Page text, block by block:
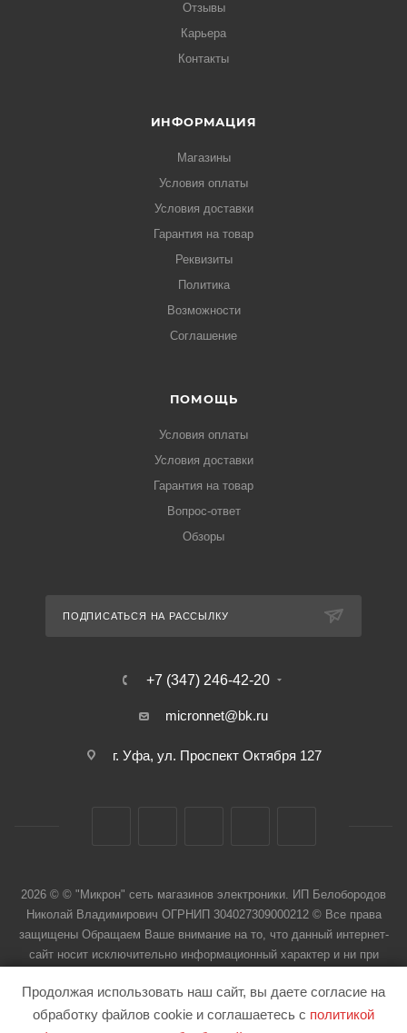
Отзывы
Карьера
Контакты
ИНФОРМАЦИЯ
Магазины
Условия оплаты
Условия доставки
Гарантия на товар
Реквизиты
Политика
Возможности
Соглашение
ПОМОЩЬ
Условия оплаты
Условия доставки
Гарантия на товар
Вопрос-ответ
Обзоры
ПОДПИСАТЬСЯ НА РАССЫЛКУ
+7 (347) 246-42-20
micronnet@bk.ru
г. Уфа, ул. Проспект Октября 127
2026 © © "Микрон" сеть магазинов электроники. ИП Белобородов
Николай Владимирович ОГРНИП 304027309000212 © Все права
защищены Обращаем Ваше внимание на то, что данный интернет-
сайт носит исключительно информационный характер и ни при
Продолжая использовать наш сайт, вы даете согласие на
обработку файлов cookie и соглашаетесь с политикой